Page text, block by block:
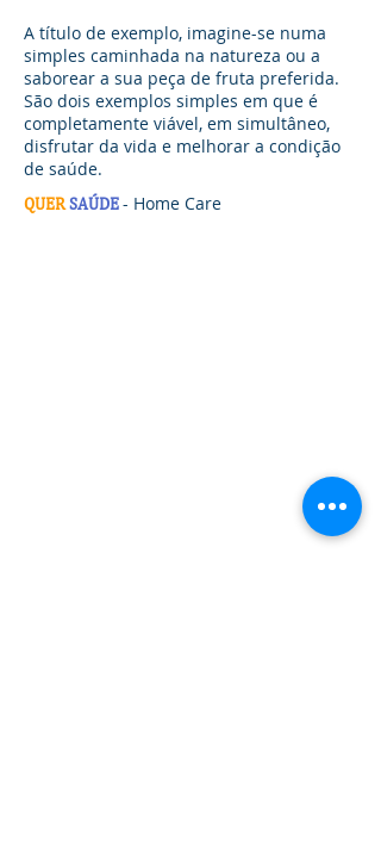
A título de exemplo, imagine-se numa
simples caminhada na natureza ou a
saborear a sua peça de fruta preferida.
São dois exemplos simples em que é
completamente viável, em simultâneo,
disfrutar da vida e melhorar a condição
de saúde.
QUERSAÚDE- Home Care